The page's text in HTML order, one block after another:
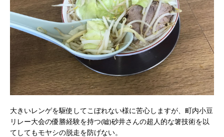
大きいレンゲを駆使してこぼれない様に苦心しますが、町内小豆
リレー大会の優勝経験を持つ(嘘)砂井さんの超人的な箸技術を以
てしてもモヤシの脱走を防げない。